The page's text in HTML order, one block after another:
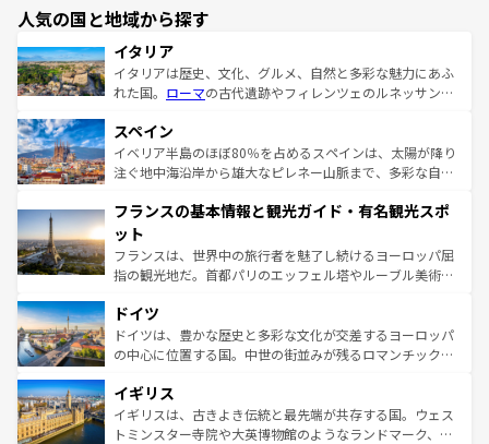
人気の国と地域から探す
イタリア
イタリアは歴史、文化、グルメ、自然と多彩な魅力にあふ
れた国。 ローマの古代遺跡やフィレンツェのルネッサンス
ろん、トスカーナの美しい田園風景やアマルフィ海岸の絶
景など、自然景観も見逃せない。観光の合間には、本場の
ピザやパスタなど、絶品のイタリア料理を堪能することも
ませてくれるイタリアで、忘れられない旅をしてみよう！
なお、新着のイタリア情報は
しい。
スペイン
イベリア半島のほぼ80％を占めるスペインは、太陽が降り
注ぐ地中海沿岸から雄大なピレネー山脈まで、多彩な自然
文化が根付くこの国では、情熱的なフラメンコ、熱気あふ
れる闘牛、そして美味しいタパスが生活の一部となってい
る。首都マドリードの洗練された雰囲気や、バルセロナの
アートに溢れた街角から、地方では古代ローマ遺跡や中世
せる。地方によって風土や気候が異なるスペインはその個
性で訪れる人を魅了する。 なお、新着のスペイン情報は コ
ンテンツ一覧を参照してほしい。
フランスの基本情報と観光ガイド・有名観光スポ
ット
フランスは、世界中の旅行者を魅了し続けるヨーロッパ屈
指の観光地だ。首都パリのエッフェル塔やルーブル美術館
で、幅広い魅力が詰まっている。華麗な宮殿、歴史的な大
聖堂、美しいビーチ、そして豊かな自然が、訪れる者を心
から魅了する。また、フランスは美食の国としても知ら
いる。シャンパンの発祥地であるランス、プロヴァンスの
香り高いラベンダー畑など、多彩な楽しみ方が可能だ。さ
らに、パリ以外の地域にも魅力が溢れており、どの街角に
ドイツ
ドイツは、豊かな歴史と多彩な文化が交差するヨーロッパ
の中心に位置する国。中世の街並みが残るロマンチック街
顔を持つこの国は、どこを歩いても飽きることがない。ベ
ルリンの文化的活気、バイエルン州のアルプスの絶景、そ
してライン川沿いのワイン畑といった風景は必見。ビール
イギリス
イギリスは、古きよき伝統と最先端が共存する国。ウェス
トミンスター寺院や大英博物館のようなランドマーク、歴